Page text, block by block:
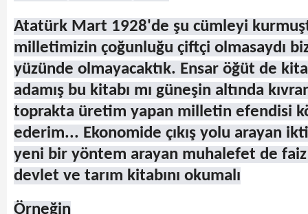
Atatürk Mart 1928'de şu cümleyi
milletimizin çoğunluğu çiftçi olmasaydı
yüzünde olmayacaktık. Ensar öğüt de
adamış bu kitabı mı güneşin altında
toprakta üretim yapan milletin efendisi
ederim... Ekonomide çıkış yolu arayan
yeni bir yöntem arayan muhalefet de faiz
devlet ve tarım kitabını okumalı
Örneğin